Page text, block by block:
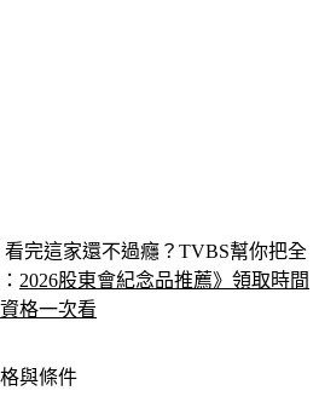
完這家還不過癮？TVBS幫你把全
2026股東會紀念品推薦》領取時間